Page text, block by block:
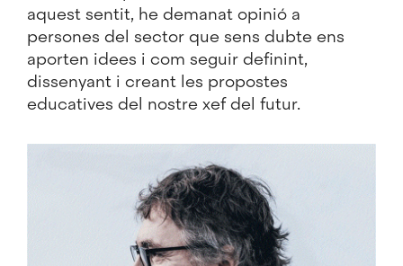
aquest sentit, he demanat opinió a
persones del sector que sens dubte ens
aporten idees i com seguir definint,
dissenyant i creant les propostes
educatives del nostre xef del futur.